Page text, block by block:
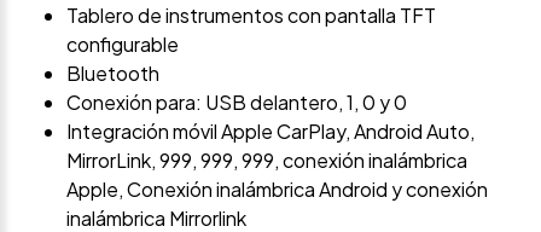
Tablero de instrumentos con pantalla TFT
configurable
Bluetooth
Conexión para: USB delantero, 1, 0 y 0
Integración móvil Apple CarPlay, Android Auto,
MirrorLink, 999, 999, 999, conexión inalámbrica
Apple, Conexión inalámbrica Android y conexión
inalámbrica Mirrorlink